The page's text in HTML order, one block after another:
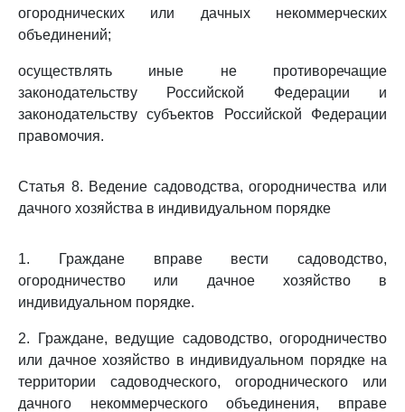
огороднических или дачных некоммерческих
объединений;
осуществлять иные не противоречащие
законодательству Российской Федерации и
законодательству субъектов Российской Федерации
правомочия.
Статья 8. Ведение садоводства, огородничества или
дачного хозяйства в индивидуальном порядке
1. Граждане вправе вести садоводство,
огородничество или дачное хозяйство в
индивидуальном порядке.
2. Граждане, ведущие садоводство, огородничество
или дачное хозяйство в индивидуальном порядке на
территории садоводческого, огороднического или
дачного некоммерческого объединения, вправе